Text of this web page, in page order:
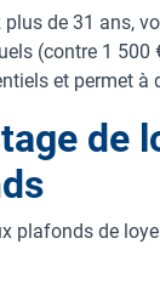
de 31 ans,
(contre 1 500
et permet à
de
plafonds de